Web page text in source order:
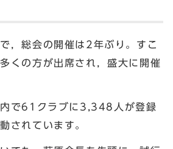
，総会の開催は2年ぶり。すこ
くの方が出席され，盛大に開催
で61クラブに3,348人が登録
されています。